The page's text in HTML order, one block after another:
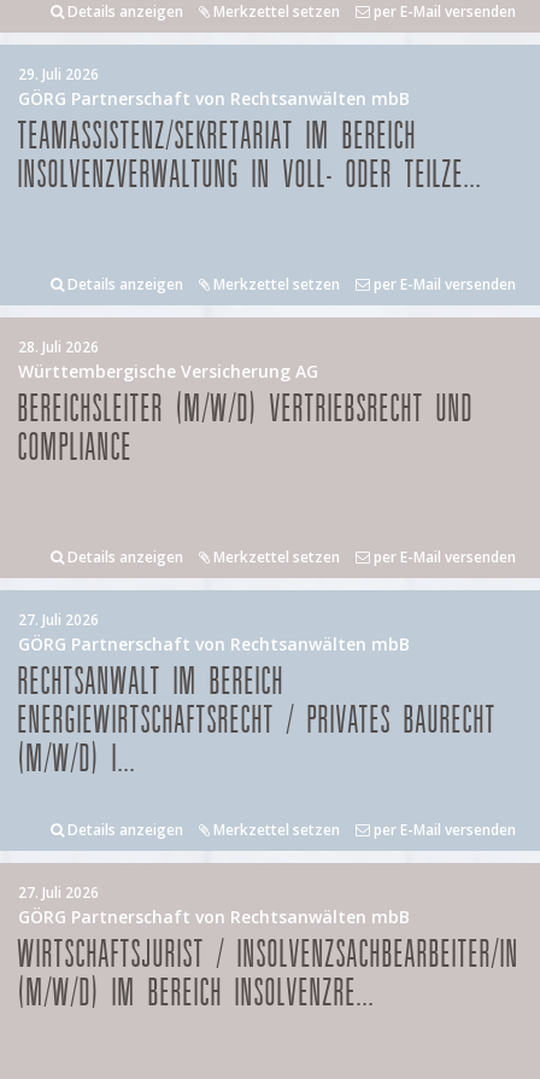
Details anzeigen Merkzettel setzen per E-Mail versenden
29. Juli 2026
GÖRG Partnerschaft von Rechtsanwälten mbB
TEAMASSISTENZ/SEKRETARIAT IM BEREICH
INSOLVENZVERWALTUNG IN VOLL- ODER TEILZE...
Details anzeigen Merkzettel setzen per E-Mail versenden
28. Juli 2026
Württembergische Versicherung AG
BEREICHSLEITER (M/W/D) VERTRIEBSRECHT UND
COMPLIANCE
Details anzeigen Merkzettel setzen per E-Mail versenden
27. Juli 2026
GÖRG Partnerschaft von Rechtsanwälten mbB
RECHTSANWALT IM BEREICH
ENERGIEWIRTSCHAFTSRECHT / PRIVATES BAURECHT
(M/W/D) I...
Details anzeigen Merkzettel setzen per E-Mail versenden
27. Juli 2026
GÖRG Partnerschaft von Rechtsanwälten mbB
WIRTSCHAFTSJURIST / INSOLVENZSACHBEARBEITER/IN
(M/W/D) IM BEREICH INSOLVENZRE...